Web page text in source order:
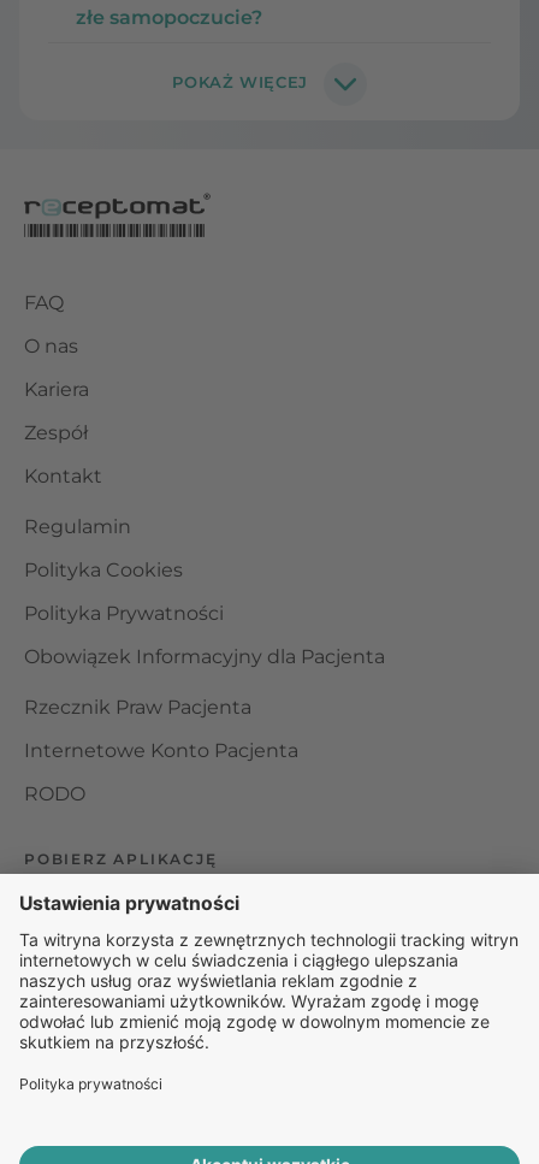
złe samopoczucie?
FAQ
O nas
Kariera
Zespół
Kontakt
Regulamin
Polityka Cookies
Polityka Prywatności
Obowiązek Informacyjny dla Pacjenta
Rzecznik Praw Pacjenta
Internetowe Konto Pacjenta
RODO
POBIERZ APLIKACJĘ
Organizator udzielania świadczeń telemedycznych jest
podmiotem leczniczym w rozumieniu ustawy z dnia 15
kwietnia 2011 roku o działalności leczniczej, wpisanym do
rejestru podmiotów wykonujących działalność leczniczą pod
numerem: 000000229172.